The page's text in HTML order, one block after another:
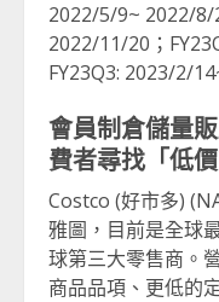
2022/5/9~ 2022/8/
2022/11/20；
FY23Q3: 2023/2/
會員制倉儲量
費者尋找「低
Costco (好市多)
雅圖，目前是全球
球第三大零售商。
商品品項、更低的